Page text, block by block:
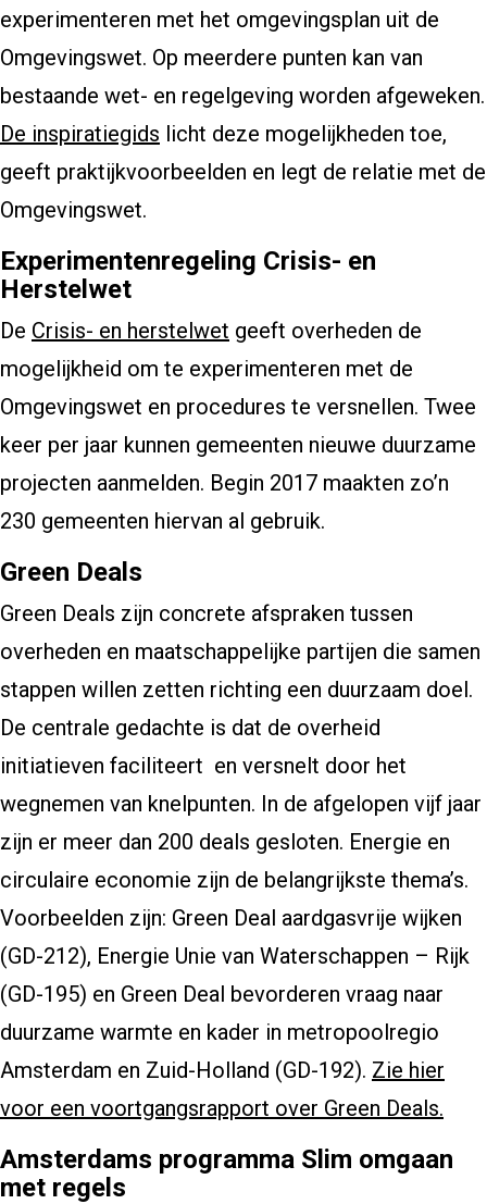
experimenteren met het omgevingsplan uit de
Omgevingswet. Op meerdere punten kan van
bestaande wet- en regelgeving worden afgeweken.
De inspiratiegids licht deze mogelijkheden toe,
geeft praktijkvoorbeelden en legt de relatie met de
Omgevingswet.
Experimentenregeling Crisis- en
Herstelwet
De Crisis- en herstelwet geeft overheden de
mogelijkheid om te experimenteren met de
Omgevingswet en procedures te versnellen. Twee
keer per jaar kunnen gemeenten nieuwe duurzame
projecten aanmelden. Begin 2017 maakten zo’n
230 gemeenten hiervan al gebruik.
Green Deals
Green Deals zijn concrete afspraken tussen
overheden en maatschappelijke partijen die samen
stappen willen zetten richting een duurzaam doel.
De centrale gedachte is dat de overheid
initiatieven faciliteert en versnelt door het
wegnemen van knelpunten. In de afgelopen vijf jaar
zijn er meer dan 200 deals gesloten. Energie en
circulaire economie zijn de belangrijkste thema’s.
Voorbeelden zijn: Green Deal aardgasvrije wijken
(GD-212), Energie Unie van Waterschappen – Rijk
(GD-195) en Green Deal bevorderen vraag naar
duurzame warmte en kader in metropoolregio
Amsterdam en Zuid-Holland (GD-192). Zie hier
voor een voortgangsrapport over Green Deals.
Amsterdams programma Slim omgaan
met regels